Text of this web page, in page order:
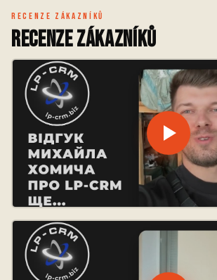
Recenze zákazníků
Recenze zákazníků